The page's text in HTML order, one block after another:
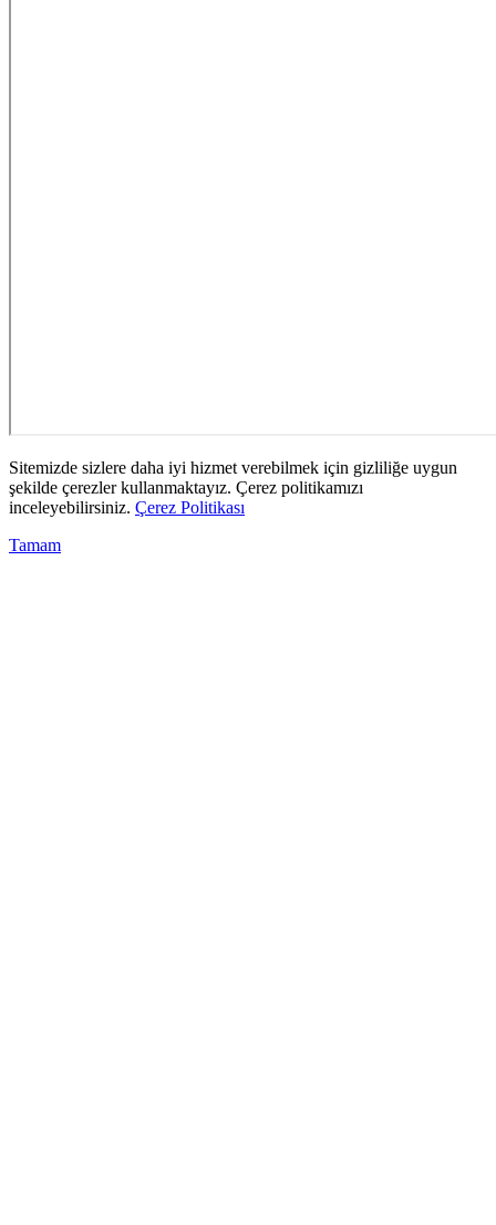
Sitemizde sizlere daha iyi hizmet verebilmek için gizliliğe uygun
şekilde çerezler kullanmaktayız. Çerez politikamızı
inceleyebilirsiniz. Çerez Politikası
Tamam